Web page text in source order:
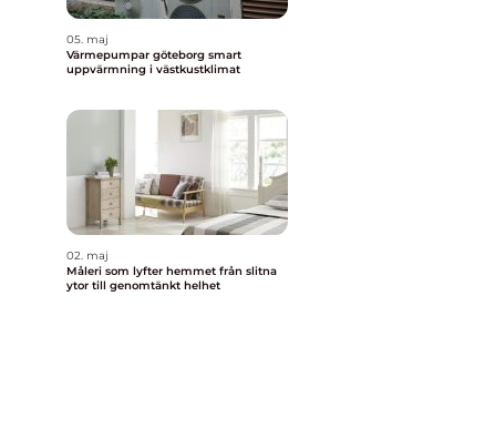
05. maj
Värmepumpar göteborg smart
uppvärmning i västkustklimat
02. maj
Måleri som lyfter hemmet från slitna
ytor till genomtänkt helhet